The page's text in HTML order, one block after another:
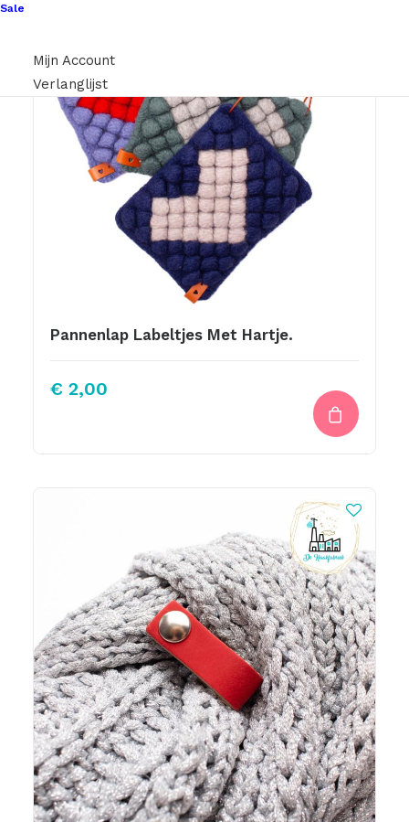
Sale
Mijn Account
Verlanglijst
Pannenlap Labeltjes Met Hartje.
€ 2,00